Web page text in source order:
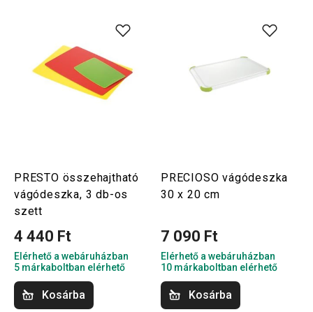
PRESTO összehajtható
vágódeszka, 3 db-os
szett
4 440 Ft
Elérhető a webáruházban
5 márkaboltban elérhető
Kosárba
PRECIOSO vágódeszka
30 x 20 cm
7 090 Ft
Elérhető a webáruházban
10 márkaboltban elérhető
Kosárba